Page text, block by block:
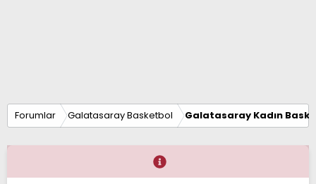
Forumlar Galatasaray Basketbol Galatasaray Kadın